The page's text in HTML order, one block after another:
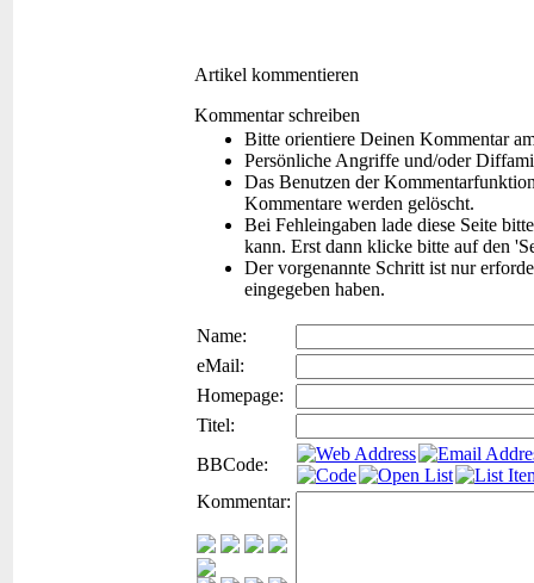
Artikel kommentieren
Kommentar schreiben
Bitte orientiere Deinen Kommentar
Persönliche Angriffe und/oder
Das Benutzen der
Kommentare werden gelöscht.
Bei Fehleingaben lade diese Seite
kann. Erst dann klicke bitte auf den
Der vorgenannte Schritt ist nur
eingegeben haben.
Name:
eMail:
Homepage:
Titel:
BBCode:
Kommentar: